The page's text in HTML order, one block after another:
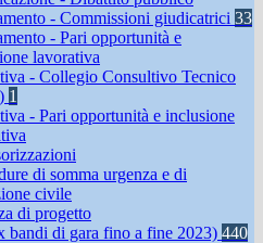
- Commissioni giudicatrici 33
- Pari opportunità e
lavorativa
- Collegio Consultivo Tecnico
1
- Pari opportunità e inclusione
di somma urgenza e di
civile
di progetto
bandi di gara fino a fine 2023) 440